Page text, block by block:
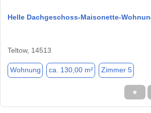
Helle Dachgeschoss-Maisonette-
Teltow, 14513
Wohnung ca. 130,00 m² Zimmer 5
★